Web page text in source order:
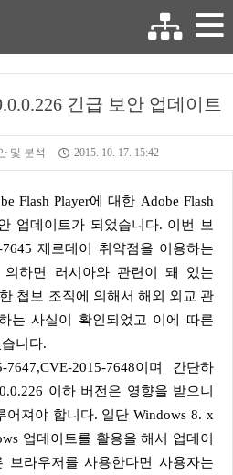
긴급 보안 업데이트
및 분석 2015. 10. 17. 15:42
업데이트가 되었습니다. 이번 보
제로데이 취약점을 이용하는
의하면 러시아와 관련이 돼 있는
첩보 조직에 의해서 해외 외교 관
는 사실이 확인되었고 이에 따른
니다.
이하 버전은 영향을 받으니
어져야 합니다. 일단 Windows 8. x
업데이트를 활용을 해서 업데이
브라우저를 사용한다면 사용자는